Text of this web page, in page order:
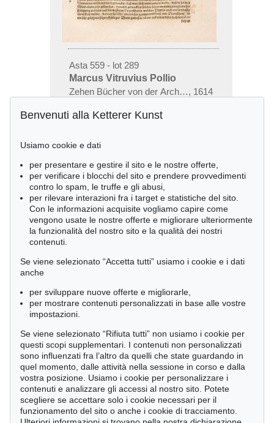
Asta 559 - lot 289
Marcus Vitruvius Pollio
Zehen Bücher von der Architectur
, 1614
Asta 559 - lot 291
Vitruv
Les Dix Livres d'Architecture ,1684
Benvenuti alla Ketterer Kunst
Usiamo cookie e dati
per presentare e gestire il sito e le nostre offerte,
per verificare i blocchi del sito e prendere provvedimenti
contro lo spam, le truffe e gli abusi,
per rilevare interazioni fra i target e statistiche del sito.
Con le informazioni acquisite vogliamo capire come
vengono usate le nostre offerte e migliorare ulteriormente
la funzionalità del nostro sito e la qualità dei nostri
contenuti.
Se viene selezionato “Accetta tutti” usiamo i cookie e i dati
anche
per sviluppare nuove offerte e migliorarle,
per mostrare contenuti personalizzati in base alle vostre
impostazioni.
Se viene selezionato “Rifiuta tutti” non usiamo i cookie per
questi scopi supplementari. I contenuti non personalizzati
sono influenzati fra l’altro da quelli che state guardando in
quel momento, dalle attività nella sessione in corso e dalla
vostra posizione. Usiamo i cookie per personalizzare i
contenuti e analizzare gli accessi al nostro sito. Potete
scegliere se accettare solo i cookie necessari per il
funzionamento del sito o anche i cookie di tracciamento.